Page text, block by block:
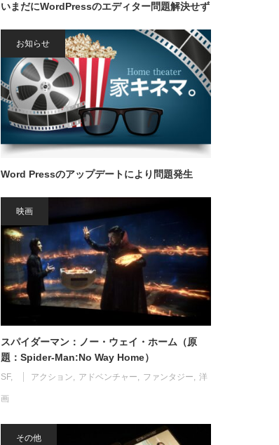
いまだにWordPressのエディター問題解決せず
お知らせ
Word Pressのアップデートにより問題発生
映画
スパイダーマン：ノー・ウェイ・ホーム（原
題：Spider-Man:No Way Home）
SF アクション アドベンチャー ファンタジー 洋
画
その他